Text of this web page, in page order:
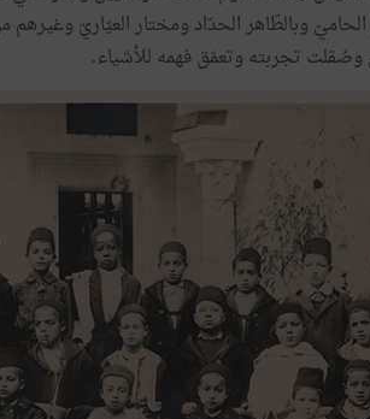
الحاميّ وبالطّاهر الحدّاد ومختار العيّاريّ وغيرهم
تجربته وتعمّق فهمه للأشياء.